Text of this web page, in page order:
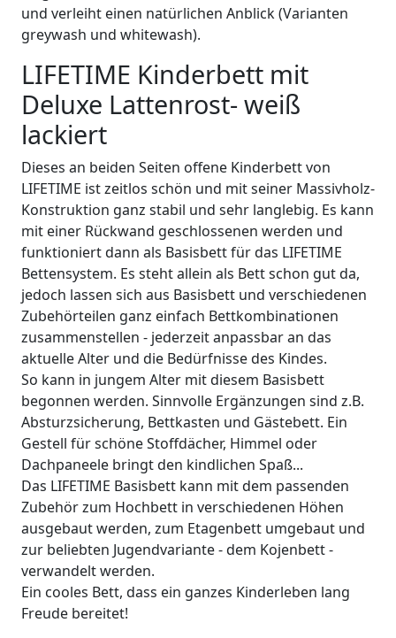
und verleiht einen natürlichen Anblick (Varianten
greywash und whitewash).
LIFETIME Kinderbett mit
Deluxe Lattenrost- weiß
lackiert
Dieses an beiden Seiten offene Kinderbett von
LIFETIME ist zeitlos schön und mit seiner Massivholz-
Konstruktion ganz stabil und sehr langlebig. Es kann
mit einer Rückwand geschlossenen werden und
funktioniert dann als Basisbett für das LIFETIME
Bettensystem. Es steht allein als Bett schon gut da,
jedoch lassen sich aus Basisbett und verschiedenen
Zubehörteilen ganz einfach Bettkombinationen
zusammenstellen - jederzeit anpassbar an das
aktuelle Alter und die Bedürfnisse des Kindes.
So kann in jungem Alter mit diesem Basisbett
begonnen werden. Sinnvolle Ergänzungen sind z.B.
Absturzsicherung, Bettkasten und Gästebett. Ein
Gestell für schöne Stoffdächer, Himmel oder
Dachpaneele bringt den kindlichen Spaß...
Das LIFETIME Basisbett kann mit dem passenden
Zubehör zum Hochbett in verschiedenen Höhen
ausgebaut werden, zum Etagenbett umgebaut und
zur beliebten Jugendvariante - dem Kojenbett -
verwandelt werden.
Ein cooles Bett, dass ein ganzes Kinderleben lang
Freude bereitet!